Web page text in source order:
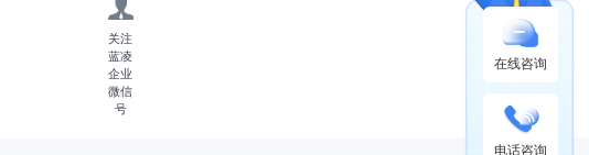
关注
蓝凌
企业
微信
号
在线咨询
电话咨询